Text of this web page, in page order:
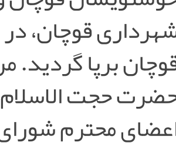
قوچان،
برپا گردید.
حجت الاسلام
محترم